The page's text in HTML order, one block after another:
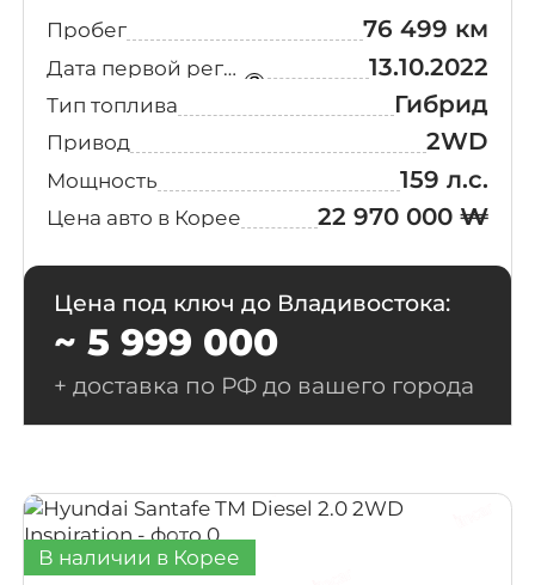
Пробег 76 499 км
Дата первой регистрации 13.10.2022
Тип топлива Гибрид
Привод 2WD
Мощность 159 л.с.
Цена авто в Корее 22 970 000 ₩
Цена под ключ до Владивостока:
~ 5 999 000
+ доставка по РФ до вашего города
В наличии в Корее